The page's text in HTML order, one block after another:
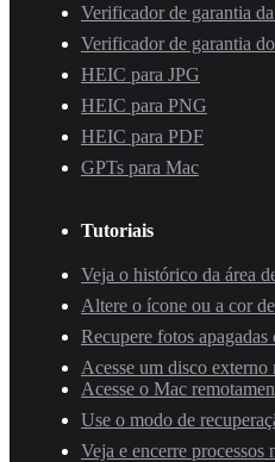
Verificador de garantia
Verificador de garantia
HEIC para JPG
HEIC para PNG
HEIC para PDF
GPTs para Mac
Tutoriais
Veja o histórico da área
Altere o ícone ou a cor
Recupere fotos apagadas
Acesse um disco externo
Acesse o Mac
Use o modo de
Veja e encerre processos